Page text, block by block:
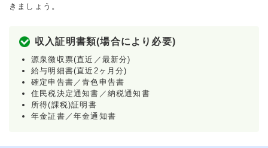
きましょう。
収入証明書類(場合により必要)
源泉徴収票(直近／最新分)
給与明細書(直近2ヶ月分)
確定申告書／青色申告書
住民税決定通知書／納税通知書
所得(課税)証明書
年金証書／年金通知書